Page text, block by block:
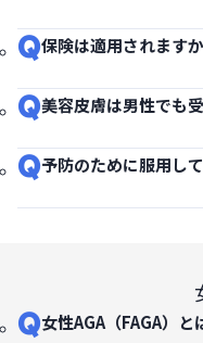
Q保険は適用されます
Q美容皮膚は男性でも
Q予防のために服用し
Q女性AGA（FAGA）と